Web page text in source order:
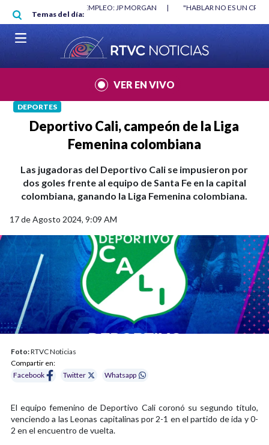
Pasar al contenido principal
Temas del día:
MÍNIMO NO DESTRUYÓ EMPLEO: JP MORGAN |
"HABLAR NO ES UN
MUNDIAL 2026
|
VER EN VIVO
DEPORTES
Deportivo Cali, campeón de la Liga
Femenina colombiana
Las jugadoras del Deportivo Cali se impusieron por
dos goles frente al equipo de Santa Fe en la capital
colombiana, ganando la Liga Femenina colombiana.
17 de Agosto 2024, 9:09 AM
Foto:RTVC Noticias
Compartir en:
Facebook
Twitter Whatsapp
El equipo femenino de Deportivo Cali coronó su segundo título,
venciendo a las Leonas capitalinas por 2-1 en el partido de ida y 0-
2 en el encuentro de vuelta.